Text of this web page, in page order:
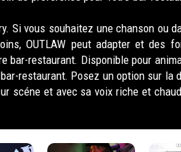
Si vous souhaitez une chanson ou
OUTLAW peut adapter et des
bar-restaurant. Disponible pour
restaurant. Posez un option sur la
scéne et avec sa voix riche et